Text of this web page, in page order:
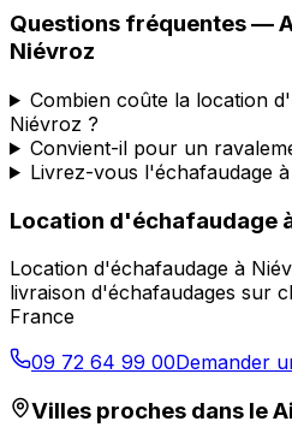
Questions fréquentes —
Niévroz
Combien coûte la location
Niévroz ?
Convient-il pour un
Livrez-vous l'échafaudage
Location d'échafaudage
Location d'échafaudage à
livraison d'échafaudages sur
France
09 72 64 99 00Demander
Villes proches dans le